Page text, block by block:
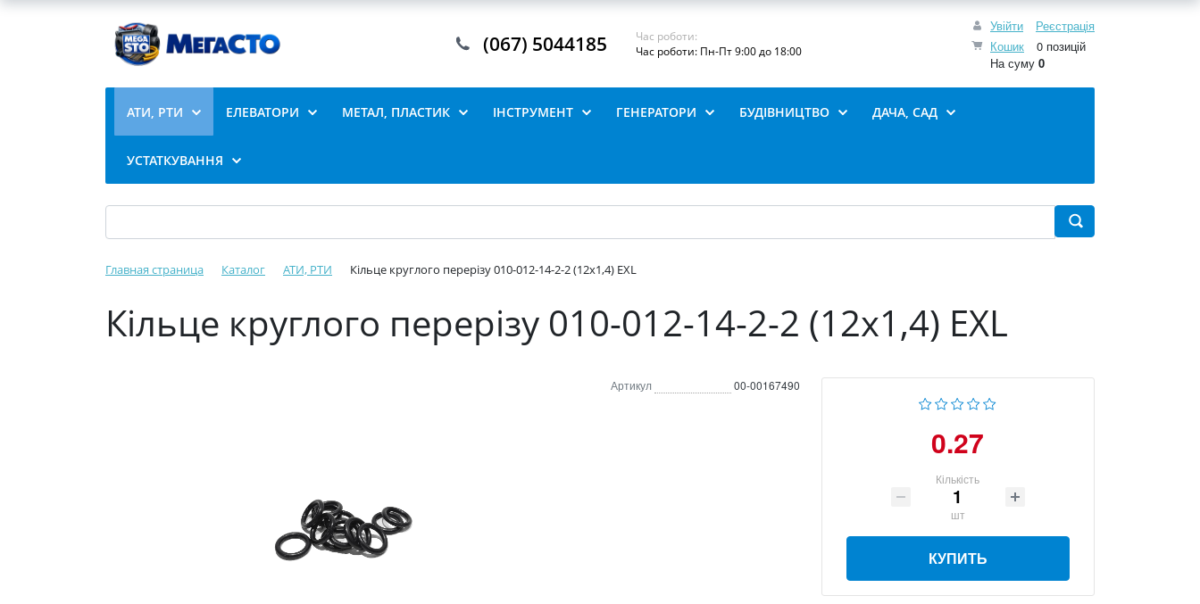
Увійти
Реєстрація
Кошик
0 позицій
На суму 0
(067) 5044185
Час роботи:
Час роботи: Пн-Пт 9:00 до 18:00
АТИ, РТИ ЕЛЕВАТОРИ МЕТАЛ, ПЛАСТИК ІНСТРУМЕНТ ГЕНЕРАТОРИ БУДІВНИЦТВО ДАЧА, САД
УСТАТКУВАННЯ
Главная страница Каталог АТИ, РТИ Кільце круглого перерізу 010-012-14-2-2 (12х1,4) EXL
Кільце круглого перерізу 010-012-14-2-2 (12х1,4) EXL
Артикул 00-00167490
0.27
Кількість
шт
КУПИТЬ